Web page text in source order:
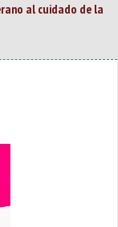
al cuidado de la